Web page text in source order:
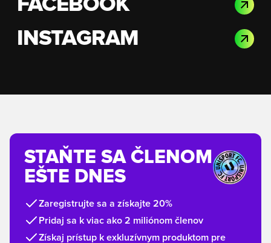
FACEBOOK
INSTAGRAM
STAŇTE SA ČLENOM
EŠTE DNES
Zaregistrujte sa a získajte 20%
Pridaj sa k viac ako 2 miliónom členov
Získaj prístup k exkluzívnym produktom pre